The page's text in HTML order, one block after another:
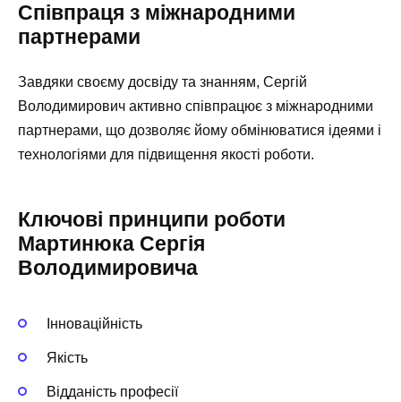
Співпраця з міжнародними
партнерами
Завдяки своєму досвіду та знанням, Сергій
Володимирович активно співпрацює з міжнародними
партнерами, що дозволяє йому обмінюватися ідеями і
технологіями для підвищення якості роботи.
Ключові принципи роботи
Мартинюка Сергія
Володимировича
Інноваційність
Якість
Відданість професії